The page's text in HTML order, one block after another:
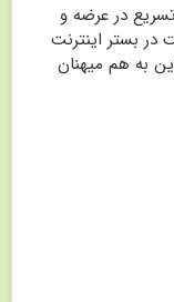
ایزومن از سال 97 جهت تسریع در عرضه و
بستر اینترنت
به هم میهنان